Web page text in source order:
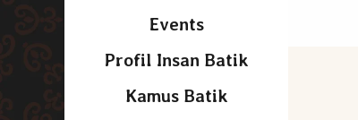
Events
Profil Insan Batik
Kamus Batik